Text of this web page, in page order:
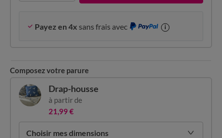
Payez en 4x sans frais avec i
Composez votre parure
Choisir mes dimensions
Drap-housse
à partir de
21,99 €